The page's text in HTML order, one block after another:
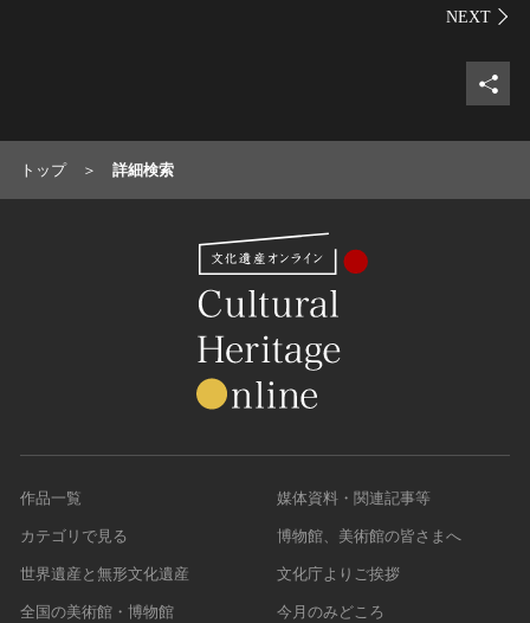
シェ
トップ 詳細検索
作品一覧
カテゴリで見る
世界遺産と無形文化遺産
全国の美術館・博物館
媒体資料・関連記事等
博物館、美術館の皆さまへ
文化庁よりご挨拶
今月のみどころ